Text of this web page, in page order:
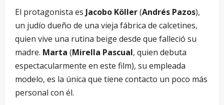
El protagonista es Jacobo Köller(Andrés Pazos),
un judío dueño de una vieja fábrica de calcetines,
quien vive una rutina beige desde que falleció su
madre. Marta (Mirella Pascual, quien debuta
espectacularmente en este film), su empleada
modelo, es la única que tiene contacto un poco más
personal con él.